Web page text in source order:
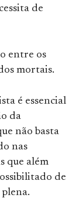
de
entre os
mortais.
é essencial
da
não basta
nas
que além
de